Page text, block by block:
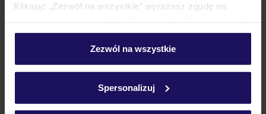
Klikając „Zezwól na wszystkie” wyrażasz zgodę na
personalizować swój wybór wchodząc w zakładkę
Szczegółowe informacje o plikach cookie znajdziesz
Zezwól na wszystkie
Spersonalizuj
Ważne informacje